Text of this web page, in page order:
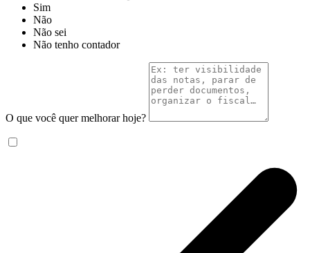
Sim
Não
Não sei
Não tenho contador
O que você quer melhorar hoje?